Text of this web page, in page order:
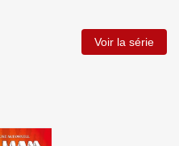
Voir la série